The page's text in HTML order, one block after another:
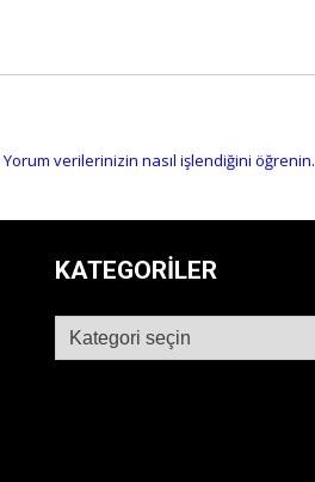
Yorum verilerinizin nasıl işlendiğini öğrenin.
KATEGORILER